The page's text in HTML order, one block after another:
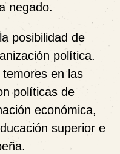
negado.
posibilidad de
política.
en las
políticas de
económica,
superior e